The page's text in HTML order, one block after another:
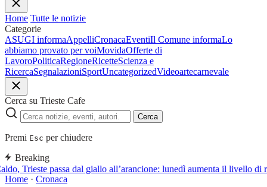
Home Tutte le notizie
Categorie
ASUGI informaAppelliCronacaEventiIl Comune informaLo
abbiamo provato per voiMovidaOfferte di
LavoroPoliticaRegioneRicetteScienza e
RicercaSegnalazioniSportUncategorizedVideoartecarnevale
Cerca su Trieste Cafe
Cerca
Premi Esc per chiudere
Breaking
Trieste passa dal giallo all’arancione: lunedì aumenta il livello di
Home · Cronaca